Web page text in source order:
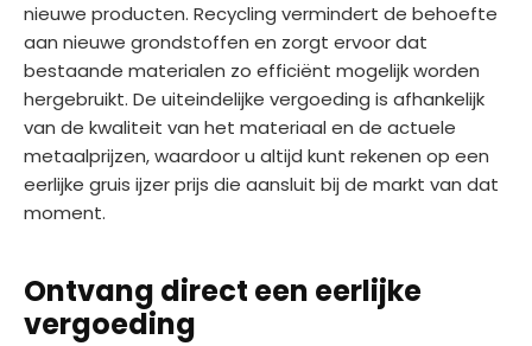
nieuwe producten. Recycling vermindert de behoefte
aan nieuwe grondstoffen en zorgt ervoor dat
bestaande materialen zo efficiënt mogelijk worden
hergebruikt. De uiteindelijke vergoeding is afhankelijk
van de kwaliteit van het materiaal en de actuele
metaalprijzen, waardoor u altijd kunt rekenen op een
eerlijke gruis ijzer prijs die aansluit bij de markt van dat
moment.
Ontvang direct een eerlijke
vergoeding